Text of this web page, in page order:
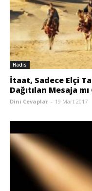
Hadis
İtaat, Sadece Elçi
Dağıtılan Mesaja mı
Dini Cevaplar - 19 Mart 2017